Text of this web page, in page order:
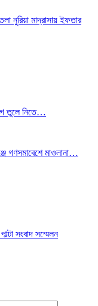
নুরিয়া মাদ্রাসায় ইফতার
তুলে নিতে…
গণসমাবেশে মাওলানা…
সংবাদ সম্মেলন